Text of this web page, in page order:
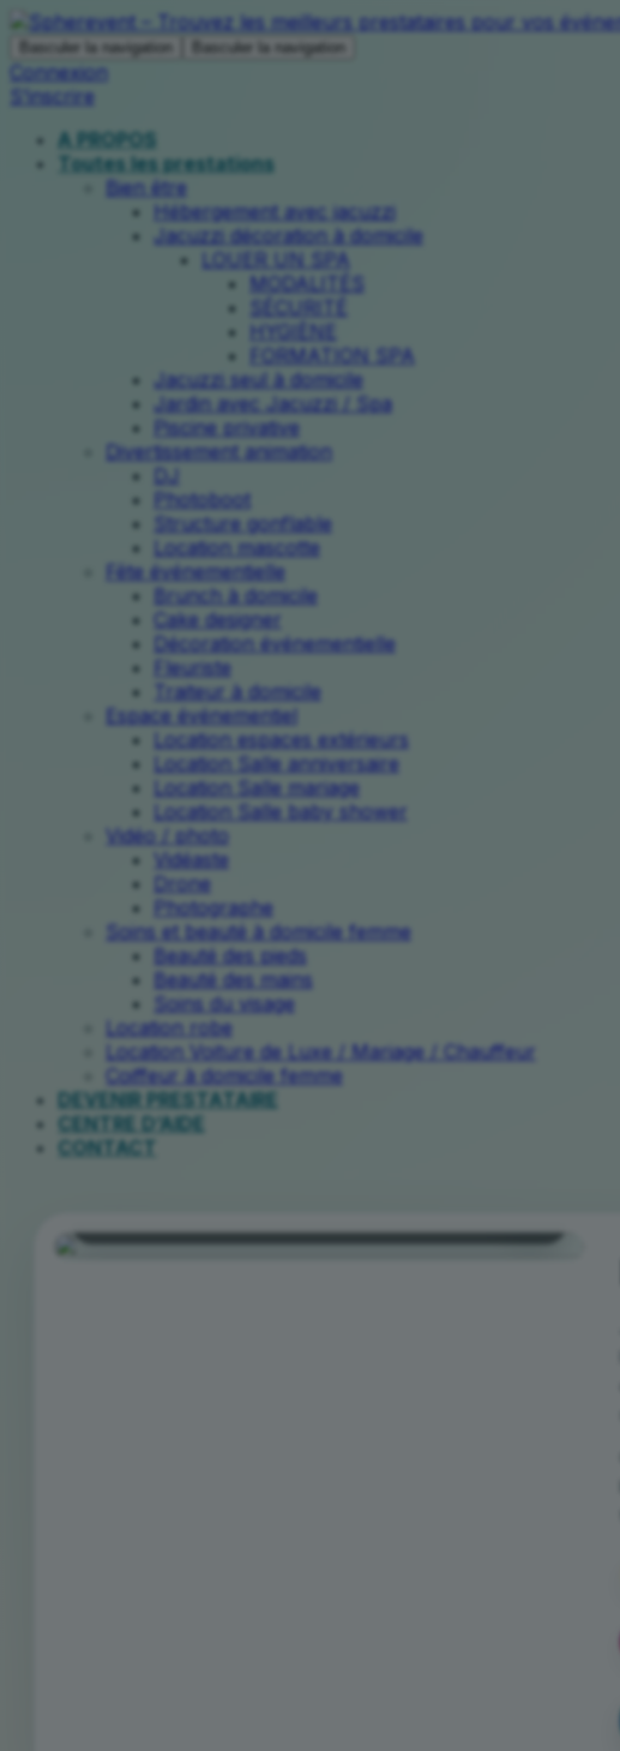
Basculer la navigation Basculer la navigation
Connexion
S’inscrire
A PROPOS
Toutes les prestations
Bien être
Hébergement avec jacuzzi
Jacuzzi décoration à domicile
LOUER UN SPA
MODALITÉS
SÉCURITÉ
HYGIÈNE
FORMATION SPA
Jacuzzi seul à domicile
Jardin avec Jacuzzi / Spa
Piscine privative
Divertissement animation
DJ
Photoboot
Structure gonflable
Location mascotte
Fête événementielle
Brunch à domicile
Cake designer
Décoration événementielle
Fleuriste
Traiteur à domicile
Espace événementiel
Location espaces extérieurs
Location Salle anniversaire
Location Salle mariage
Location Salle baby shower
Vidéo / photo
Vidéaste
Drone
Photographe
Soins et beauté à domicile femme
Beauté des pieds
Beauté des mains
Soins du visage
Location robe
Location Voiture de Luxe / Mariage / Chauffeur
Coiffeur à domicile femme
DEVENIR PRESTATAIRE
CENTRE D’AIDE
CONTACT
Clichy